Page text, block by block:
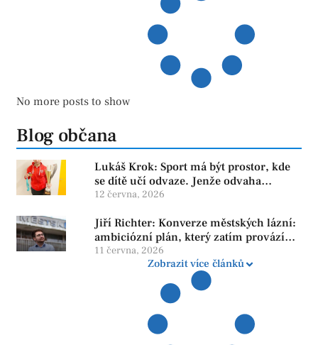
No more posts to show
Blog občana
Lukáš Krok: Sport má být prostor, kde
se dítě učí odvaze. Jenže odvaha
neroste tam, kde se bojí udělat chybu.
12 června, 2026
Jiří Richter: Konverze městských lázní:
ambiciózní plán, který zatím provází
více otazníků než jistot
11 června, 2026
Zobrazit více článků